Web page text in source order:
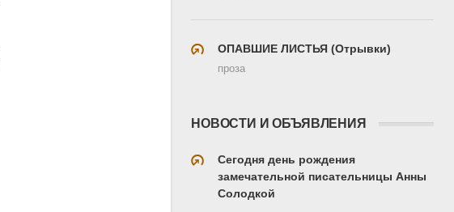
ОПАВШИЕ ЛИСТЬЯ (Отрывки)
проза
НОВОСТИ И ОБЪЯВЛЕНИЯ
Сегодня день рождения
замечательной писательницы Анны
Солодкой